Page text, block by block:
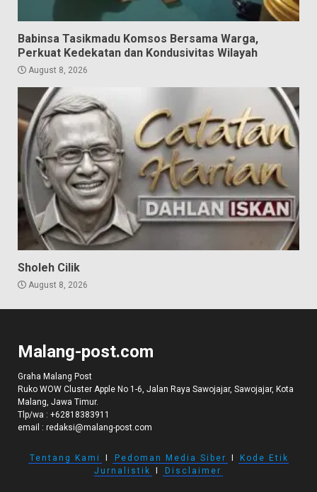
Babinsa Tasikmadu Komsos Bersama Warga,
Perkuat Kedekatan dan Kondusivitas Wilayah
August 8, 2026
Sholeh Cilik
August 8, 2026
Malang-post.com
Graha Malang Post
Ruko WOW Cluster Apple No 1-6, Jalan Raya Sawojajar, Sawojajar, Kota
Malang, Jawa Timur.
Tlp/wa : +62818383911
email : redaksi@malang-post.com
Tentang Kami Pedoman Media Siber
Kode Etik
Jurnalistik
Disclaimer